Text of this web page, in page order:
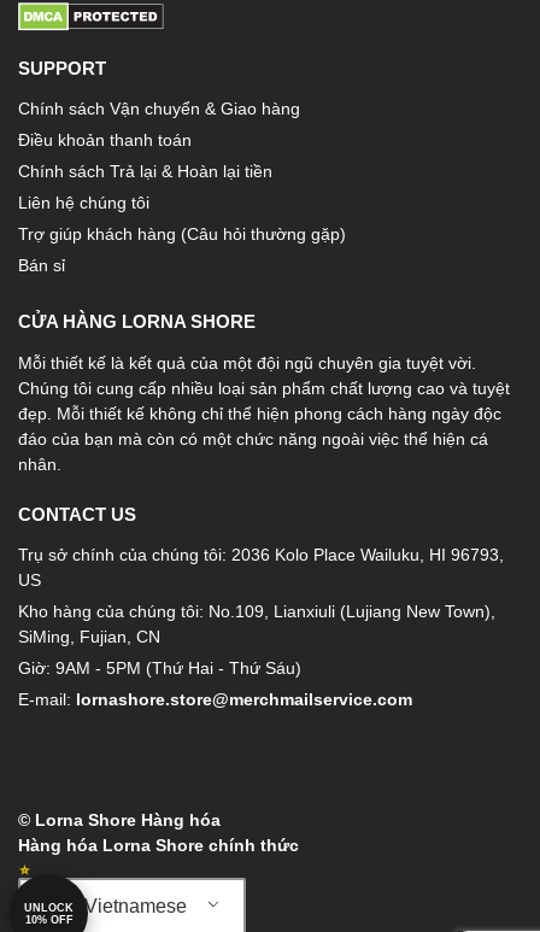
SUPPORT
Chính sách Vận chuyển & Giao hàng
Điều khoản thanh toán
Chính sách Trả lại & Hoàn lại tiền
Liên hệ chúng tôi
Trợ giúp khách hàng (Câu hỏi thường gặp)
Bán sỉ
CỬA HÀNG LORNA SHORE
Mỗi thiết kế là kết quả của một đội ngũ chuyên gia tuyệt vời.
Chúng tôi cung cấp nhiều loại sản phẩm chất lượng cao và tuyệt
đẹp. Mỗi thiết kế không chỉ thể hiện phong cách hàng ngày độc
đáo của bạn mà còn có một chức năng ngoài việc thể hiện cá
nhân.
CONTACT US
Trụ sở chính của chúng tôi: 2036 Kolo Place Wailuku, HI 96793,
US
Kho hàng của chúng tôi: No.109, Lianxiuli (Lujiang New Town),
SiMing, Fujian, CN
Giờ: 9AM - 5PM (Thứ Hai - Thứ Sáu)
E-mail: lornashore.store@merchmailservice.com
© Lorna Shore Hàng hóa
Hàng hóa Lorna Shore chính thức
Vietnamese
UNLOCK
10% OFF